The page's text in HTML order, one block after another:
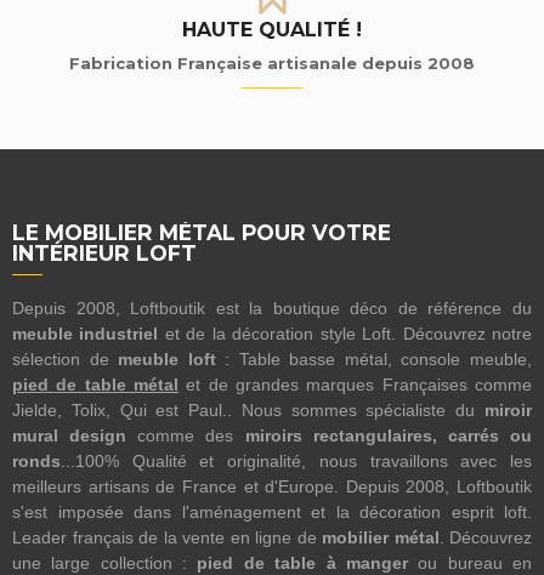
HAUTE QUALITÉ !
Fabrication Française artisanale depuis 2008
LE MOBILIER MÉTAL POUR VOTRE
INTÉRIEUR LOFT
Depuis 2008, Loftboutik est la boutique déco de référence du
meuble industriel et de la décoration style Loft. Découvrez notre
sélection de meuble loft: Table basse métal, console meuble,
pied de table métal et de grandes marques Françaises comme
Jielde, Tolix, Qui est Paul.. Nous sommes spécialiste du miroir
mural design comme des miroirs rectangulaires, carrés ou
ronds ...100% Qualité et originalité, nous travaillons avec les
meilleurs artisans de France et d'Europe. Depuis 2008, Loftboutik
s'est imposée dans l'aménagement et la décoration esprit loft.
Leader français de la vente en ligne de mobilier métal . Découvrez
une large collection : pied de table à mangerou bureau en